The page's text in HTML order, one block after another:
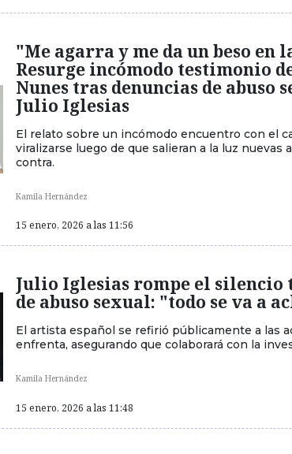
"Me agarra y me da un beso en
Resurge incómodo testimonio
Nunes tras denuncias de abuso
Julio Iglesias
El relato sobre un incómodo encuentro con el
viralizarse luego de que salieran a la luz nuevas
contra.
Kamila Hernández
15 enero, 2026 a las 11:56
Julio Iglesias rompe el silencio
de abuso sexual: "todo se va a
El artista español se refirió públicamente a las
enfrenta, asegurando que colaborará con la
Kamila Hernández
15 enero, 2026 a las 11:48